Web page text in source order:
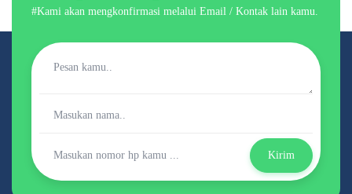
#Kami akan mengkonfirmasi melalui Email / Kontak lain kamu.
Kirim